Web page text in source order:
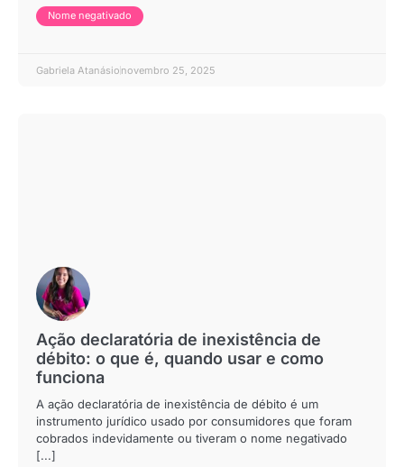
Nome negativado
Gabriela Atanásio novembro 25, 2025
Ação declaratória de inexistência de
débito: o que é, quando usar e como
funciona
A ação declaratória de inexistência de débito é um
instrumento jurídico usado por consumidores que foram
cobrados indevidamente ou tiveram o nome negativado
[...]